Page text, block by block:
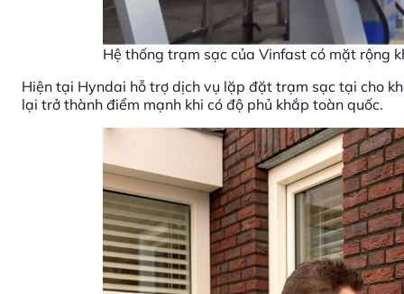
Hệ thống trạm sạc của Vinfast có mặt rộng
Hiện tại Hyndai hỗ trợ dịch vụ lặp đặt trạm sạc tại cho
lại trở thành điểm mạnh khi có độ phủ khắp toàn quốc.